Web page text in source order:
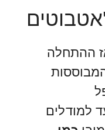
ההתחלה
למודלים